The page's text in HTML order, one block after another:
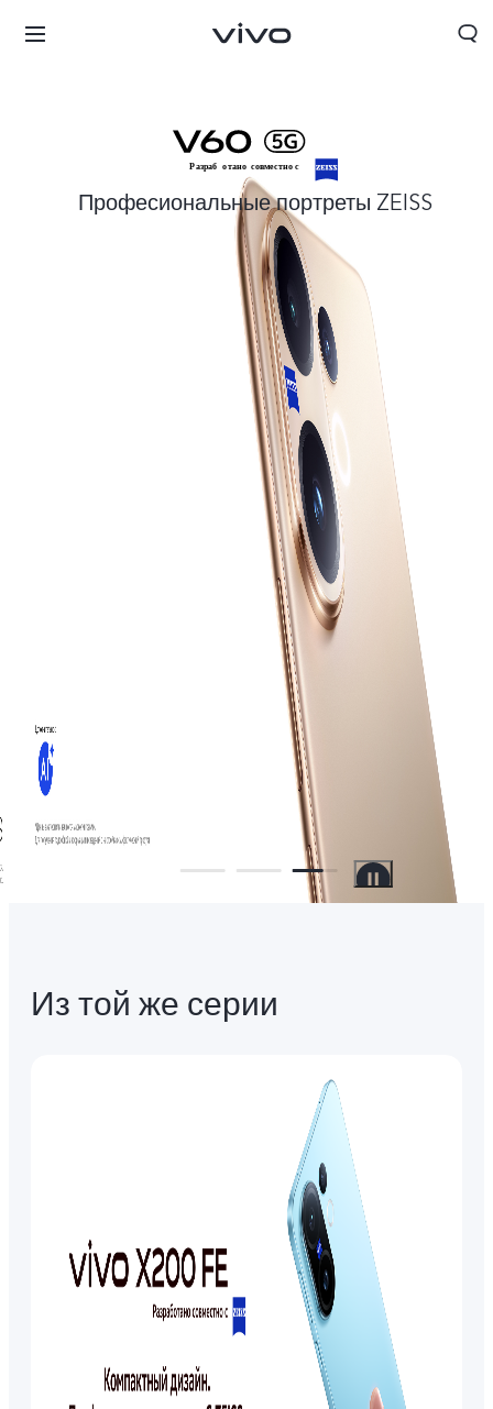
Uzbekistan | Выберите страну/регион
Професиональные портреты ZEISS
Из той же серии